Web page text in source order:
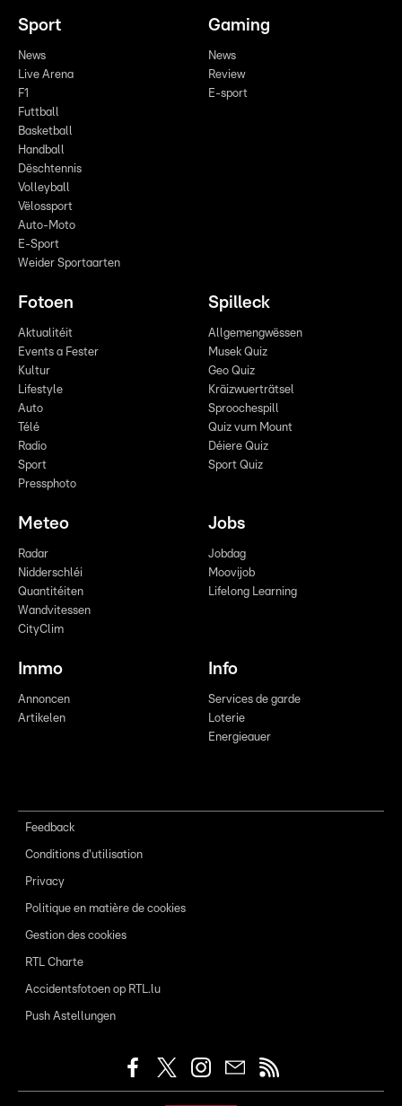
Sport
News
Live Arena
F1
Futtball
Basketball
Handball
Dëschtennis
Volleyball
Vëlossport
Auto-Moto
E-Sport
Weider Sportaarten
Gaming
News
Review
E-sport
Fotoen
Aktualitéit
Events a Fester
Kultur
Lifestyle
Auto
Télé
Radio
Sport
Pressphoto
Spilleck
Allgemengwëssen
Musek Quiz
Geo Quiz
Kräizwuerträtsel
Sproochespill
Quiz vum Mount
Déiere Quiz
Sport Quiz
Meteo
Radar
Nidderschléi
Quantitéiten
Wandvitessen
CityClim
Jobs
Jobdag
Moovijob
Lifelong Learning
Immo
Annoncen
Artikelen
Info
Services de garde
Loterie
Energieauer
Feedback
Conditions d'utilisation
Privacy
Politique en matière de cookies
Gestion des cookies
RTL Charte
Accidentsfotoen op RTL.lu
Push Astellungen